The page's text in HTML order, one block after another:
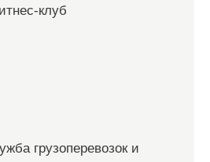
клуб
грузоперевозок и